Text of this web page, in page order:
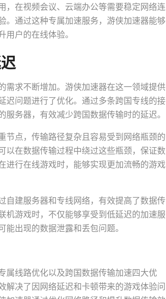
，在视频会议、云端办公等需要稳定网络连
。通过这种专属加速服务，游侠加速器能够
户的在线体验。
需求不断增加。游侠加速器在这一领域提供
迟问题进行了优化。通过多条跨国专线的接
务器，有效减少跨国数据传输时的延迟。
节点，传输路径复杂且容易受到网络瓶颈的
以在数据传输过程中绕过这些瓶颈，保证数
进行在线游戏时，能够实现更加流畅的游戏
自建服务器和专线网络，有效提高了数据传
机游戏时，不仅能够享受到低延迟的加速服
出现的数据泄露和丢包问题。
属线路优化以及跨国数据传输加速四大优
解决了因网络延迟和卡顿带来的游戏体验问